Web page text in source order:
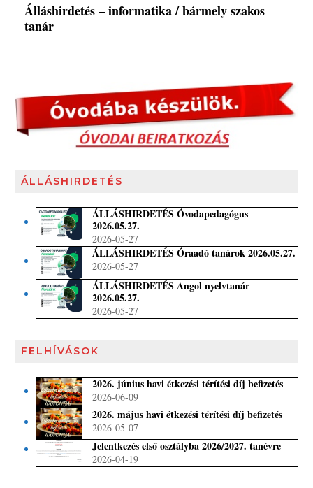
Álláshirdetés – informatika / bármely szakos
tanár
ÁLLÁSHIRDETÉS
ÁLLÁSHIRDETÉS Óvodapedagógus
2026.05.27.
2026-05-27
ÁLLÁSHIRDETÉS Óraadó tanárok 2026.05.27.
2026-05-27
ÁLLÁSHIRDETÉS Angol nyelvtanár
2026.05.27.
2026-05-27
FELHÍVÁSOK
2026. június havi étkezési térítési díj befizetés
2026-06-09
2026. május havi étkezési térítési díj befizetés
2026-05-07
Jelentkezés első osztályba 2026/2027. tanévre
2026-04-19